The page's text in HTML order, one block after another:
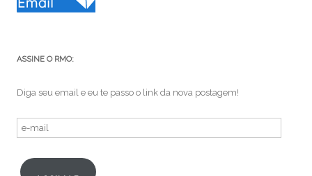
ASSINE O RMO:
Diga seu email e eu te passo o link da nova postagem!
e-